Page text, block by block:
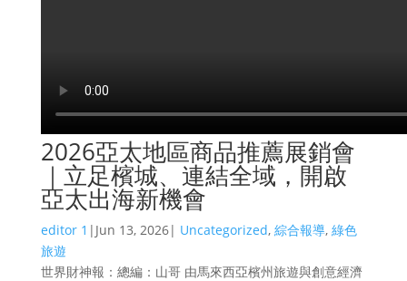
2026亞太地區商品推薦展銷會
｜立足檳城、連結全域，開啟
亞太出海新機會
editor 1 | Jun 13, 2026| Uncategorized, 綜合報導, 綠色
旅遊
世界財神報：總編：山哥 由馬來西亞檳州旅遊與創意經濟